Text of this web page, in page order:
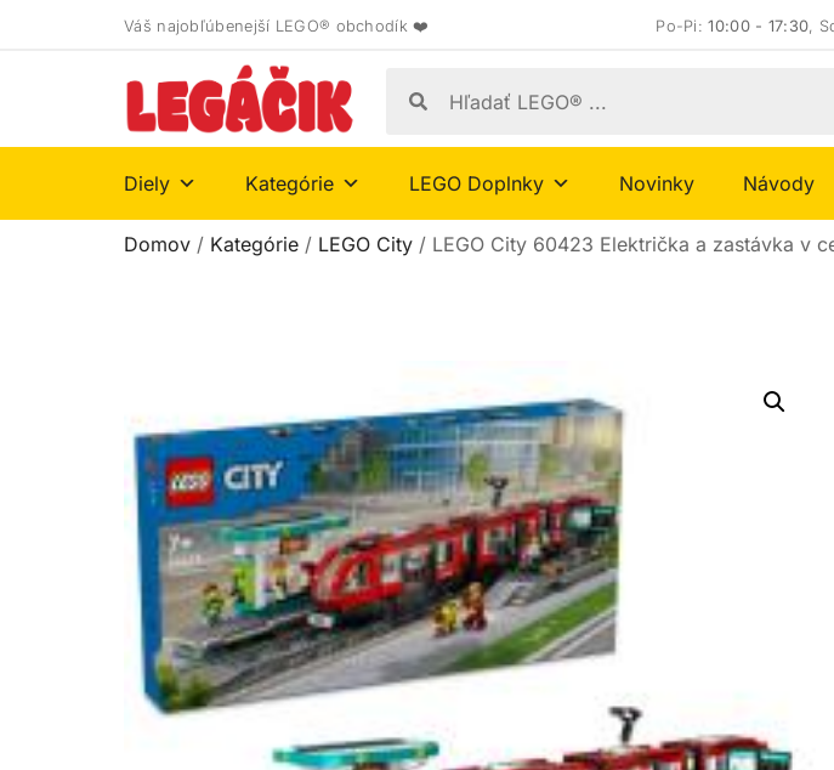
Váš najobľúbenejší LEGO® obchodík ❤️ Po-Pi:10:00 - 17:30,
Diely Kategórie LEGO Doplnky Novinky Návody
Domov / Kategórie / LEGO City / LEGO City 60423 Električka a zastávka v